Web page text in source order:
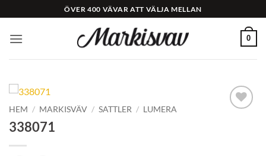
to
content
ÖVER 400 VÄVAR ATT VÄLJA MELLAN
0
HEM / MARKISVÄV / SATTLER / LUMERA
338071